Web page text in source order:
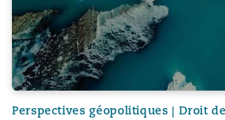
Perspectives géopolitiques | Droit